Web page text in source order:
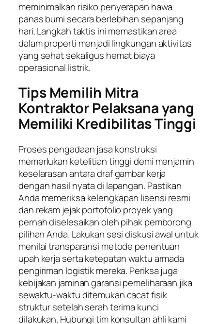
meminimalkan risiko penyerapan hawa
panas bumi secara berlebihan sepanjang
hari. Langkah taktis ini memastikan area
dalam properti menjadi lingkungan aktivitas
yang sehat sekaligus hemat biaya
operasional listrik.
Tips Memilih Mitra
Kontraktor Pelaksana yang
Memiliki Kredibilitas Tinggi
Proses pengadaan jasa konstruksi
memerlukan ketelitian tinggi demi menjamin
keselarasan antara draf gambar kerja
dengan hasil nyata di lapangan. Pastikan
Anda memeriksa kelengkapan lisensi resmi
dan rekam jejak portofolio proyek yang
pernah diselesaikan oleh pihak pemborong
pilihan Anda. Lakukan sesi diskusi awal untuk
menilai transparansi metode penentuan
upah kerja serta ketepatan waktu armada
pengiriman logistik mereka. Periksa juga
kebijakan jaminan garansi pemeliharaan jika
sewaktu-waktu ditemukan cacat fisik
struktur setelah serah terima kunci
dilakukan. Hubungi tim konsultan ahli kami